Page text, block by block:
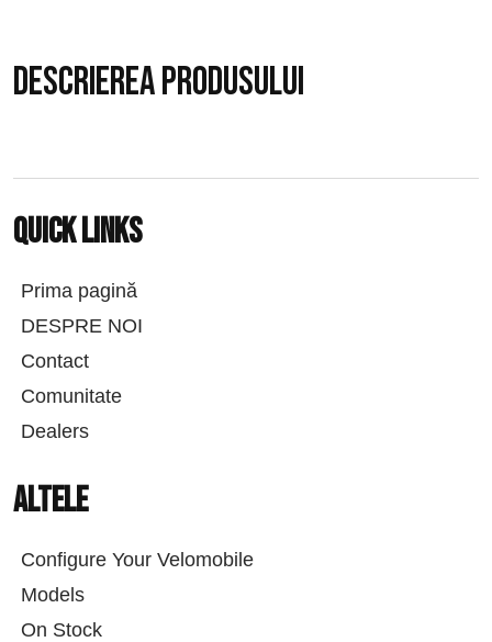
Descrierea produsului
Quick links
Prima pagină
DESPRE NOI
Contact
Comunitate
Dealers
Altele
Configure Your Velomobile
Models
On Stock